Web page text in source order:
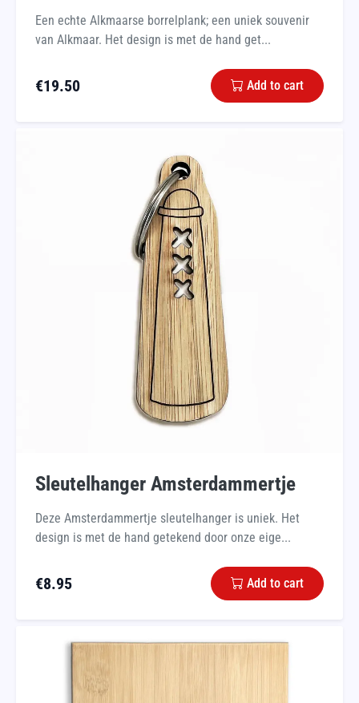
Een echte Alkmaarse borrelplank; een uniek souvenir
van Alkmaar. Het design is met de hand get...
€19.50 Add to cart
Sleutelhanger Amsterdammertje
Deze Amsterdammertje sleutelhanger is uniek. Het
design is met de hand getekend door onze eige...
€8.95 Add to cart